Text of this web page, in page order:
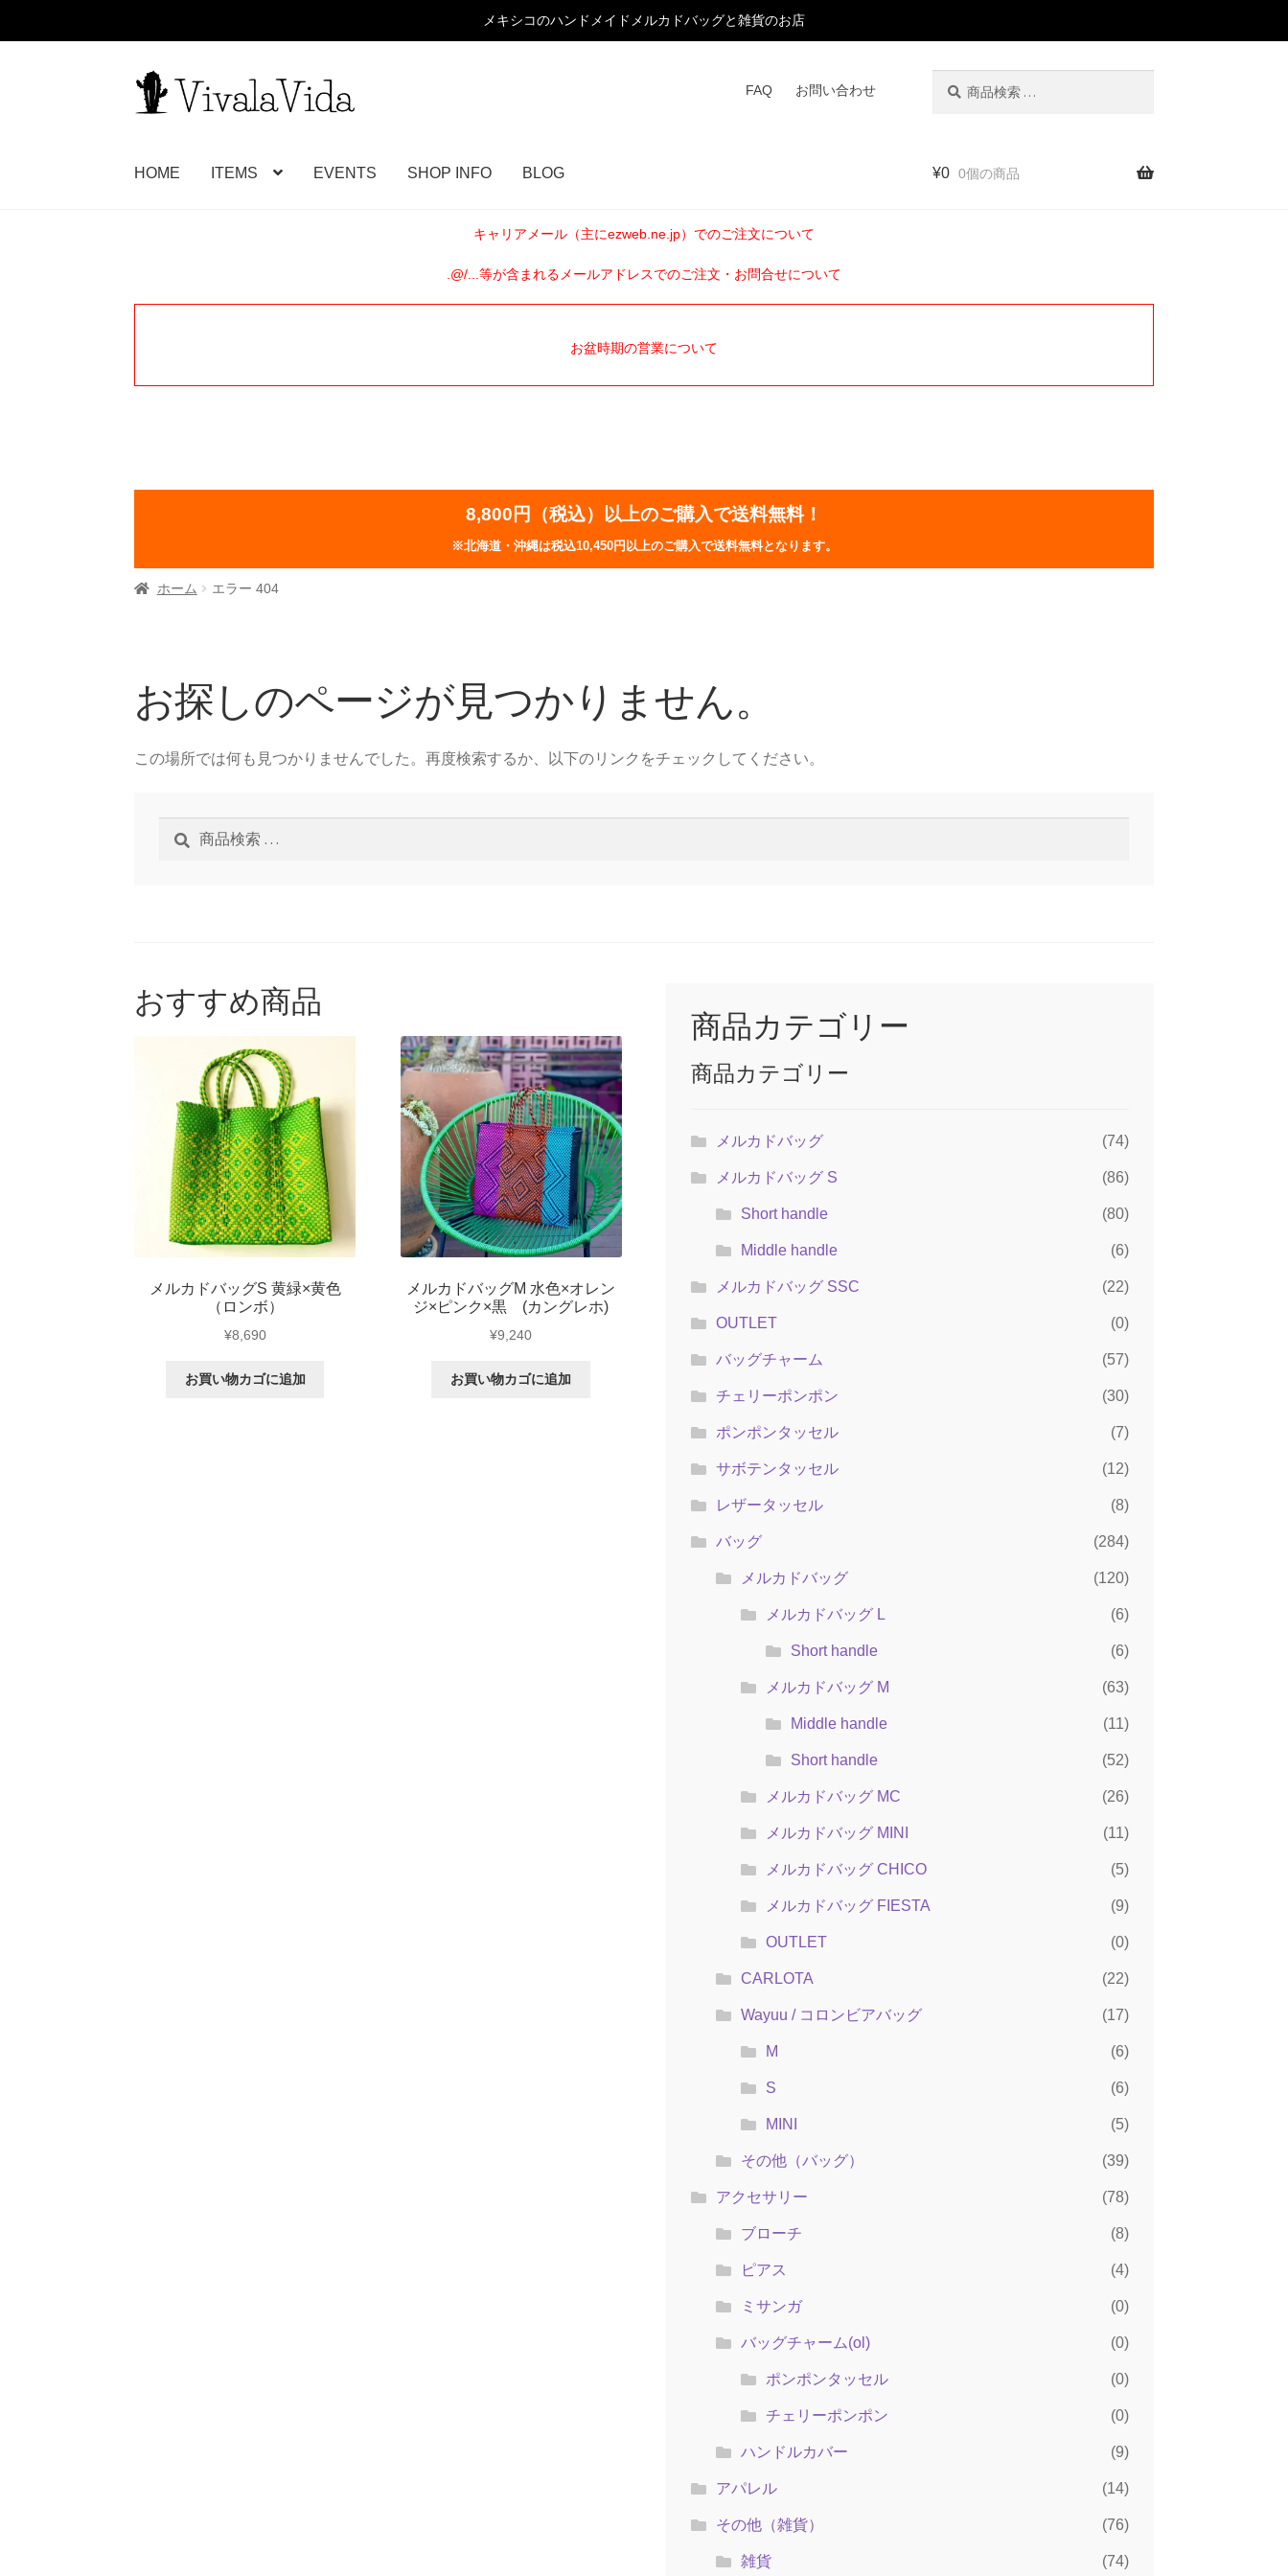
メキシコのハンドメイドメルカドバッグと雑貨のお店
ナ
ビ
シ
コ
ン
ツ
FAQ お問い合わせ
HOME ITEMS EVENTS SHOP INFO BLOG ¥0 0個の商品
キャリアメール（主にezweb.ne.jp）でのご注文について
.@/...等が含まれるメールアドレスでのご注文・お問合せについて
お盆時期の営業について
8,800円（税込）以上のご購入で送料無料！
※北海道・沖縄は税込10,450円以上のご購入で送料無料となります。
ホーム エラー 404
お探しのページが見つかりません。
この場所では何も見つかりませんでした。再度検索するか、以下のリンクをチェックしてください。
おすすめ商品
メルカドバッグS 黄緑×黄色
（ロンボ）
¥8,690
お買い物カゴに追加
メルカドバッグM 水色×オレン
ジ×ピンク×黒 (カングレホ)
¥9,240
お買い物カゴに追加
商品カテゴリー
商品カテゴリー
メルカドバッグ (74)
メルカドバッグ S (86)
Short handle (80)
Middle handle (6)
メルカドバッグ SSC (22)
OUTLET (0)
バッグチャーム (57)
チェリーポンポン (30)
ポンポンタッセル (7)
サボテンタッセル (12)
レザータッセル (8)
バッグ (284)
メルカドバッグ (120)
メルカドバッグ L (6)
Short handle (6)
メルカドバッグ M (63)
Middle handle (11)
Short handle (52)
メルカドバッグ MC (26)
メルカドバッグ MINI (11)
メルカドバッグ CHICO (5)
メルカドバッグ FIESTA (9)
OUTLET (0)
CARLOTA (22)
Wayuu / コロンビアバッグ (17)
M (6)
S (6)
MINI (5)
その他（バッグ） (39)
アクセサリー (78)
ブローチ (8)
ピアス (4)
ミサンガ (0)
バッグチャーム(ol) (0)
ポンポンタッセル (0)
チェリーポンポン (0)
ハンドルカバー (9)
アパレル (14)
その他（雑貨） (76)
雑貨 (74)